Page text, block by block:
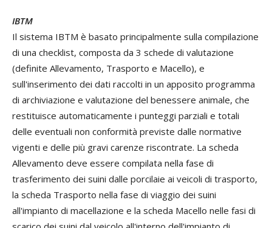
IBTM
Il sistema IBTM è basato principalmente sulla compilazione
di una checklist, composta da 3 schede di valutazione
(definite Allevamento, Trasporto e Macello), e
sull'inserimento dei dati raccolti in un apposito programma
di archiviazione e valutazione del benessere animale, che
restituisce automaticamente i punteggi parziali e totali
delle eventuali non conformità previste dalle normative
vigenti e delle più gravi carenze riscontrate. La scheda
Allevamento deve essere compilata nella fase di
trasferimento dei suini dalle porcilaie ai veicoli di trasporto,
la scheda Trasporto nella fase di viaggio dei suini
all'impianto di macellazione e la scheda Macello nelle fasi di